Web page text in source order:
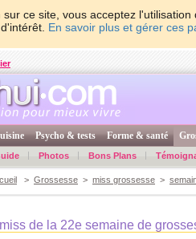
ce site, vous acceptez
En savoir plus et gérer ces
Psycho & tests Forme & santé
Photos Bons Plans
> Grossesse > miss grossesse >
miss de la 22e semaine de